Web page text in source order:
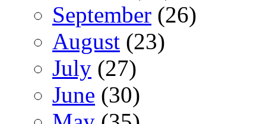
September (26)
August (23)
July (27)
June (30)